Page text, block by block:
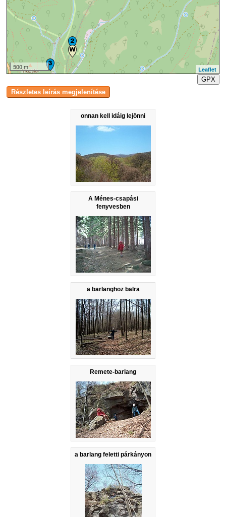
onnan kell idáig lejönni
A Ménes-csapási
fenyvesben
a barlanghoz balra
Remete-barlang
a barlang feletti párkányon
500 m
Leaflet
GPX